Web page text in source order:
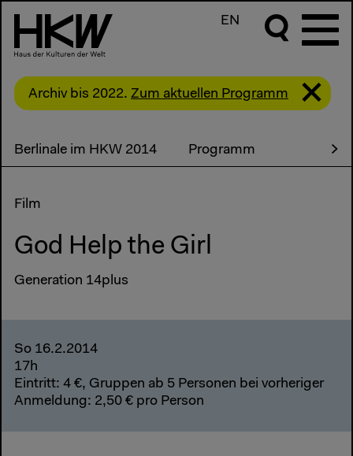
EN
Archiv bis 2022. Zum aktuellen Programm
Berlinale im HKW 2014 Programm
Film
God Help the Girl
Generation 14plus
So 16.2.2014
17h
Eintritt: 4 €, Gruppen ab 5 Personen bei vorheriger
Anmeldung: 2,50 € pro Person